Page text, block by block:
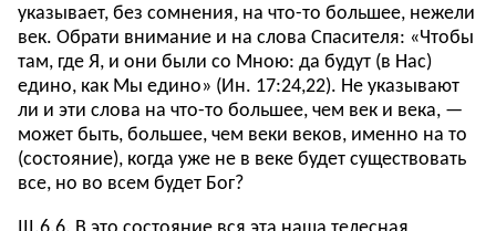
указывает, без сомнения, на что-то большее, нежели
век. Обрати внимание и на слова Спасителя: «Чтобы
там, где Я, и они были со Мною: да будут (в Нас)
едино, как Мы едино» (Ин. 17:24,22). Не указывают
ли и эти слова на что-то большее, чем век и века, —
может быть, большее, чем веки веков, именно на то
(состояние), когда уже не в веке будет существовать
все, но во всем будет Бог?